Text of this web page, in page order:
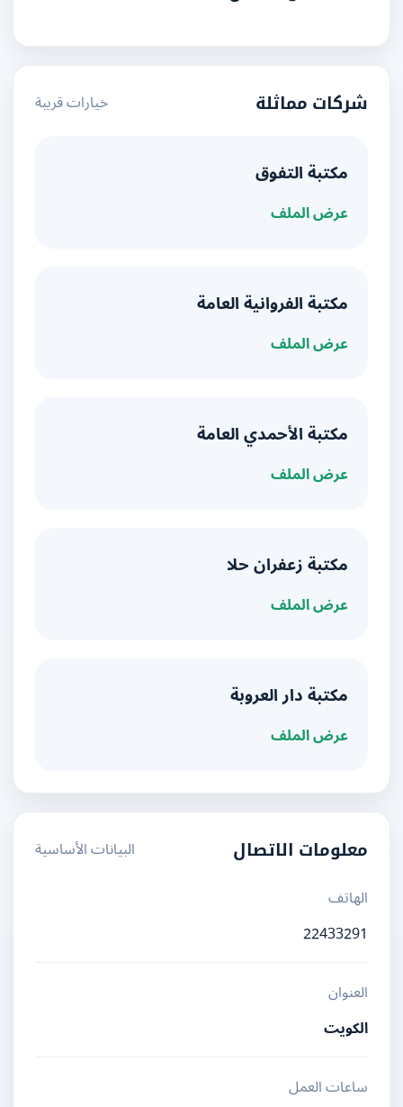
شركات مماثلة خيارات قريبة
مكتبة التفوق
عرض الملف
مكتبة الفروانية العامة
عرض الملف
مكتبة الأحمدي العامة
عرض الملف
مكتبة زعفران حلا
عرض الملف
مكتبة دار العروبة
عرض الملف
معلومات الاتصال
البيانات الأساسية
الهاتف
22433291
العنوان
الكويت
ساعات العمل